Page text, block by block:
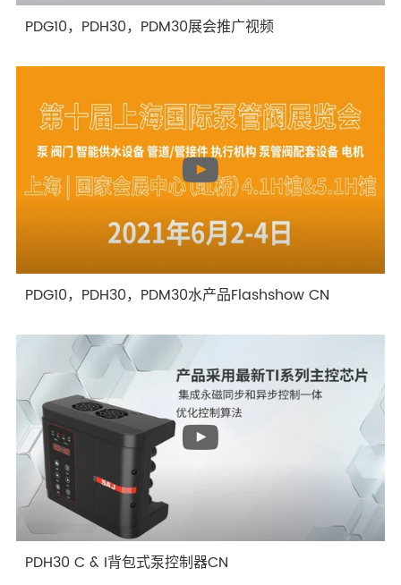
PDG10，PDH30，PDM30展会推广视频
PDG10，PDH30，PDM30水产品Flashshow CN
PDH30 C & I背包式泵控制器CN